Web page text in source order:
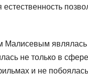
Малисевым
не только в
и не